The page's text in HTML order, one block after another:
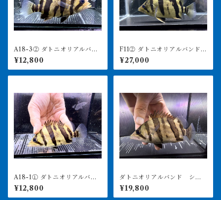
A18-3② ダトニオリアルバン
ド シミあり 13㎝前後
¥12,800
F11② ダトニオリアルバンド
シミあり 22㎝前後 買取個
体
¥27,000
A18-1① ダトニオリアルバン
ド シミあり 12㎝前後
¥12,800
ダトニオリアルバンド シミ
あり 14.5㎝前後 おとひめ
食べます
¥19,800